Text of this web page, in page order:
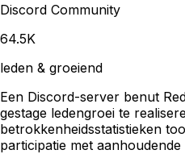
Discord Community
64.5K
leden & groeiend
Een Discord-server benut
gestage ledengroei te
betrokkenheidsstatistieken
participatie met